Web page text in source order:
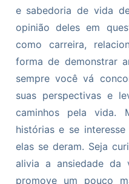
e sabedoria de vida
opinião deles em
como carreira,
forma de demonstrar
sempre você vá
suas perspectivas e
caminhos pela vida.
histórias e se
elas se deram. Seja
alivia a ansiedade da
promove um pouco